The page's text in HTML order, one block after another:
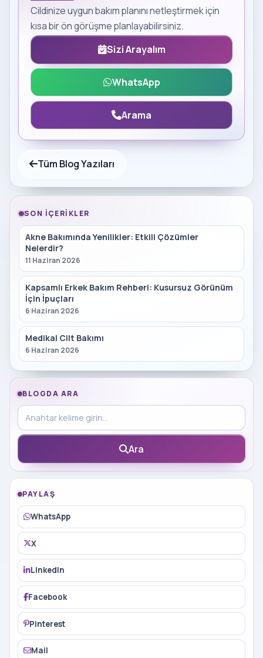
Cildinize uygun bakım planını netleştirmek için
kısa bir ön görüşme planlayabilirsiniz.
Sizi Arayalım
WhatsApp
Arama
Tüm Blog Yazıları
SON İÇERIKLER
Akne Bakımında Yenilikler: Etkili Çözümler
Nelerdir?
11 Haziran 2026
Kapsamlı Erkek Bakım Rehberi: Kusursuz Görünüm
İçin İpuçları
6 Haziran 2026
Medikal Cilt Bakımı
6 Haziran 2026
BLOGDA ARA
Blog içinde ara
Ara
PAYLAŞ
WhatsApp
X
LinkedIn
Facebook
Pinterest
Mail